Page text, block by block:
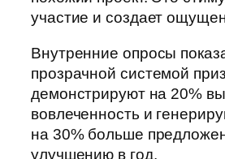
участие и создает
Внутренние опросы
прозрачной системой
демонстрируют на 20%
вовлеченность и
на 30% больше
улучшению в год.